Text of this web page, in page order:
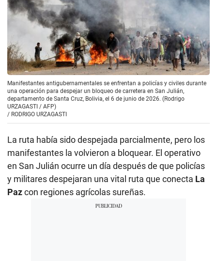
Manifestantes antigubernamentales se enfrentan a policías y civiles durante
una operación para despejar un bloqueo de carretera en San Julián,
departamento de Santa Cruz, Bolivia, el 6 de junio de 2026. (Rodrigo
URZAGASTI / AFP)
/ RODRIGO URZAGASTI
La ruta había sido despejada parcialmente, pero los
manifestantes la volvieron a bloquear. El operativo
en San Julián ocurre un día después de que policías
y militares despejaran una vital ruta que conecta La
Pazcon regiones agrícolas sureñas.